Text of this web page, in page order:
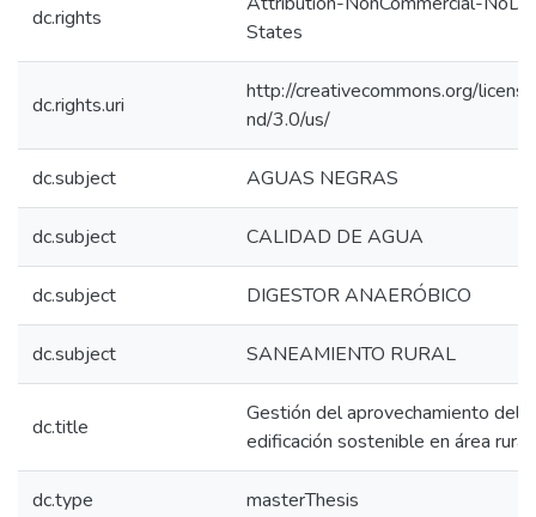
dc.rights
States
dc.rights.uri
http://creativecommons.org/
nd/3.0/us/
dc.subject AGUAS NEGRAS
dc.subject CALIDAD DE AGUA
dc.subject DIGESTOR ANAERÓBICO
dc.subject SANEAMIENTO RURAL
dc.title
Gestión del aprovechamiento del
edificación sostenible en área rural
dc.type masterThesis